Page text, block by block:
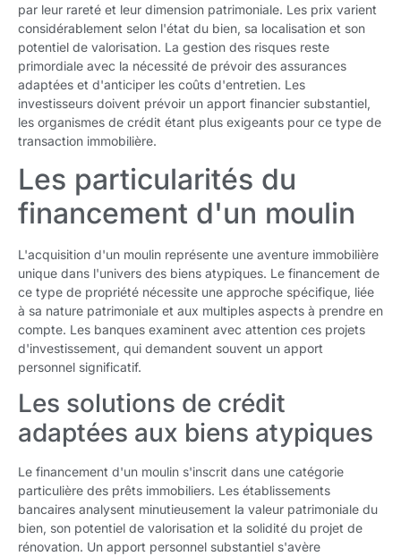
par leur rareté et leur dimension patrimoniale. Les prix varient
considérablement selon l'état du bien, sa localisation et son
potentiel de valorisation. La gestion des risques reste
primordiale avec la nécessité de prévoir des assurances
adaptées et d'anticiper les coûts d'entretien. Les
investisseurs doivent prévoir un apport financier substantiel,
les organismes de crédit étant plus exigeants pour ce type de
transaction immobilière.
Les particularités du
financement d'un moulin
L'acquisition d'un moulin représente une aventure immobilière
unique dans l'univers des biens atypiques. Le financement de
ce type de propriété nécessite une approche spécifique, liée
à sa nature patrimoniale et aux multiples aspects à prendre en
compte. Les banques examinent avec attention ces projets
d'investissement, qui demandent souvent un apport
personnel significatif.
Les solutions de crédit
adaptées aux biens atypiques
Le financement d'un moulin s'inscrit dans une catégorie
particulière des prêts immobiliers. Les établissements
bancaires analysent minutieusement la valeur patrimoniale du
bien, son potentiel de valorisation et la solidité du projet de
rénovation. Un apport personnel substantiel s'avère